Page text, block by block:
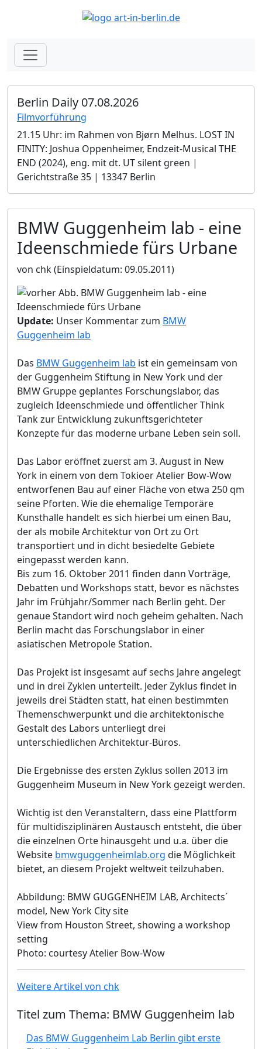
Berlin Daily 07.08.2026
Filmvorführung
21.15 Uhr: im Rahmen von Bjørn Melhus. LOST IN
FINITY: Joshua Oppenheimer, Endzeit-Musical THE
END (2024), eng. mit dt. UT silent green |
Gerichtstraße 35 | 13347 Berlin
BMW Guggenheim lab - eine
Ideenschmiede fürs Urbane
von chk(Einspieldatum: 09.05.2011)
Update: Unser Kommentar zum BMW
Guggenheim lab
Das BMW Guggenheim lab ist ein gemeinsam von
der Guggenheim Stiftung in New York und der
BMW Gruppe geplantes Forschungslabor, das
zugleich Ideenschmiede und öffentlicher Think
Tank zur Entwicklung zukunftsgerichteter
Konzepte für das moderne urbane Leben sein soll.
Das Labor eröffnet zuerst am 3. August in New
York in einem von dem Tokioer Atelier Bow-Wow
entworfenen Bau auf einer Fläche von etwa 250 qm
seine Pforten. Wie die ehemalige Temporäre
Kunsthalle handelt es sich hierbei um einen Bau,
der als mobile Architektur von Ort zu Ort
transportiert und in dicht besiedelte Gebiete
eingepasst werden kann.
Bis zum 16. Oktober 2011 finden dann Vorträge,
Debatten und Workshops statt, bevor es nächstes
Jahr im Frühjahr/Sommer nach Berlin geht. Der
genaue Standort wird noch geheim gehalten. Nach
Berlin macht das Forschungslabor in einer
asiatischen Metropole Station.
Das Projekt ist insgesamt auf sechs Jahre angelegt
und in drei Zyklen unterteilt. Jeder Zyklus findet in
jeweils drei Städten statt, hat einen bestimmten
Themenschwerpunkt und die architektonische
Gestalt des Labors unterliegt drei
unterschiedlichen Architektur-Büros.
Die Ergebnisse des ersten Zyklus sollen 2013 im
Guggenheim Museum in New York gezeigt werden.
Wichtig ist den Veranstaltern, dass eine Plattform
für multidisziplinären Austausch entsteht, die über
die einzelnen Orte hinausgeht und u.a. über die
Website bmwguggenheimlab.org die Möglichkeit
bietet, an diesem Projekt weltweit teilzuhaben.
Abbildung: BMW GUGGENHEIM LAB, Architects´
model, New York City site
View from Houston Street, showing a workshop
setting
Photo: courtesy Atelier Bow-Wow
Weitere Artikel von chk
Titel zum Thema: BMW Guggenheim lab
Das BMW Guggenheim Lab Berlin gibt erste